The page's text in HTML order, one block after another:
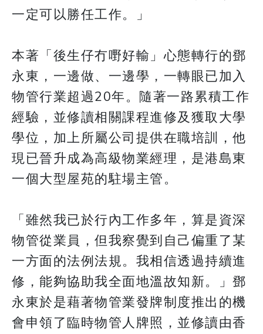
一定可以勝任工作。」
本著「後生仔冇嘢好輸」心態轉行的鄧
永東，一邊做、一邊學，一轉眼已加入
物管行業超過20年。隨著一路累積工作
經驗，並修讀相關課程進修及獲取大學
學位，加上所屬公司提供在職培訓，他
現已晉升成為高級物業經理，是港島東
一個大型屋苑的駐場主管。
「雖然我已於行內工作多年，算是資深
物管從業員，但我察覺到自己偏重了某
一方面的法例法規。我相信透過持續進
修，能夠協助我全面地溫故知新。」鄧
永東於是藉著物管業發牌制度推出的機
會申領了臨時物管人牌照，並修讀由香